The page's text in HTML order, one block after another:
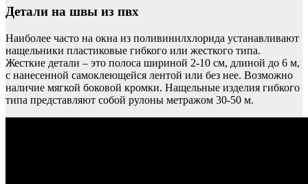
Детали на швы из пвх
Наиболее часто на окна из поливинилхлорида устанавливают
нащельники пластиковые гибкого или жесткого типа.
Жесткие детали – это полоса шириной 2-10 см, длиной до 6 м,
с нанесенной самоклеющейся лентой или без нее. Возможно
наличие мягкой боковой кромки. Нащельные изделия гибкого
типа представляют собой рулоны метражом 30-50 м.